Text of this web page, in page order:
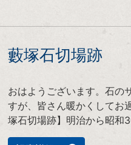
藪塚石切場跡
おはようございます。石の
すが、皆さん暖かくしてお
塚石切場跡】明治から昭和